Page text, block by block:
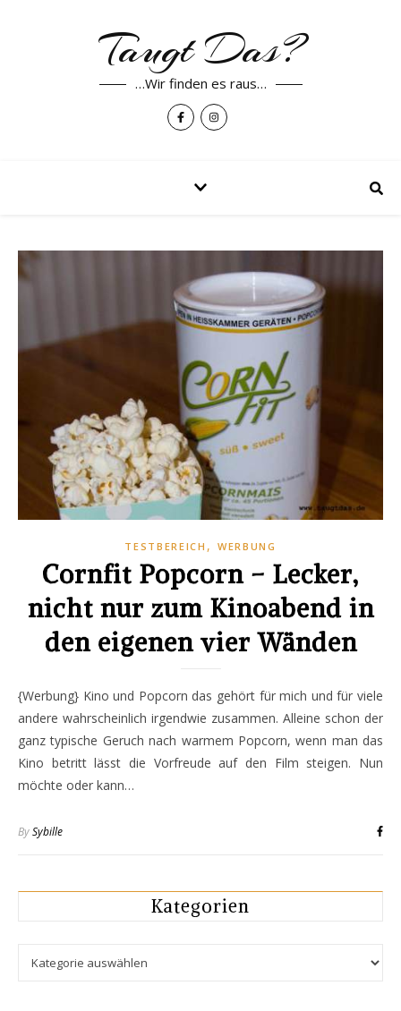
Taugt Das?
…Wir finden es raus…
TESTBEREICH , WERBUNG
Cornfit Popcorn – Lecker,
nicht nur zum Kinoabend in
den eigenen vier Wänden
{Werbung} Kino und Popcorn das gehört für mich und für viele
andere wahrscheinlich irgendwie zusammen. Alleine schon der
ganz typische Geruch nach warmem Popcorn, wenn man das
Kino betritt lässt die Vorfreude auf den Film steigen. Nun
möchte oder kann…
BySybille
Kategorien